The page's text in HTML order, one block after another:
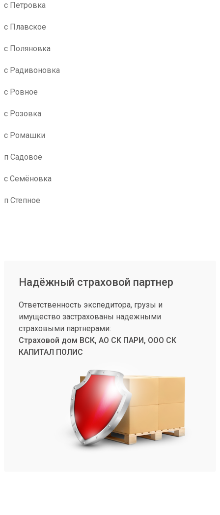
с Петровка
с Плавское
с Поляновка
с Радивоновка
с Ровное
с Розовка
с Ромашки
п Садовое
с Семёновка
п Степное
Надёжный страховой партнер
Ответственность экспедитора, грузы и
имущество застрахованы надежными
страховыми партнерами:
Страховой дом ВСК, АО СК ПАРИ, ООО СК
КАПИТАЛ ПОЛИС